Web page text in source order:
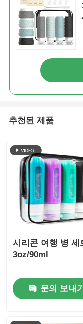
추천된 제품
시리콘 여행 병 세
3oz/90ml
문의 보내기